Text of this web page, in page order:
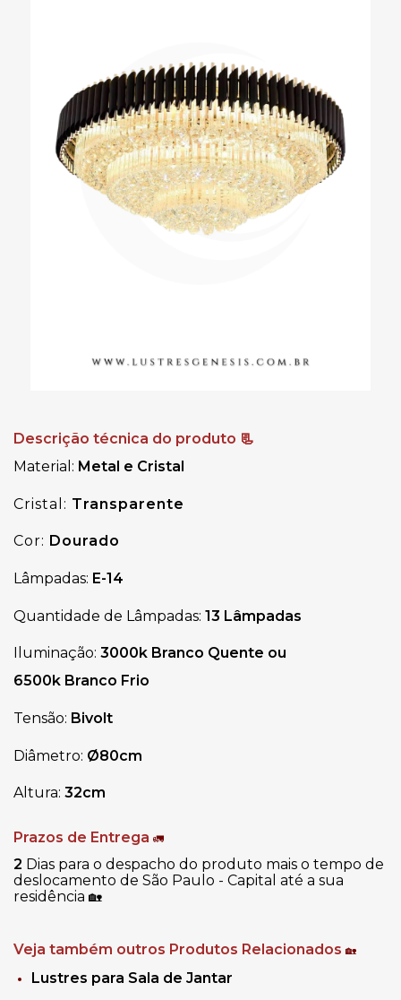
Descrição técnica do produto 📃
Material: Metal e Cristal
Cristal: Transparente
Cor: Dourado
Lâmpadas: E-14
Quantidade de Lâmpadas: 13 Lâmpadas
Iluminação: 3000k Branco Quente ou
6500k Branco Frio
Tensão: Bivolt
Diâmetro: Ø80cm
Altura: 32cm
Prazos de Entrega 🚛
2 Dias para o despacho do produto mais o tempo de
deslocamento de São Paulo - Capital até a sua
residência 🏡
Veja também outros Produtos Relacionados 🏡
Lustres para Sala de Jantar